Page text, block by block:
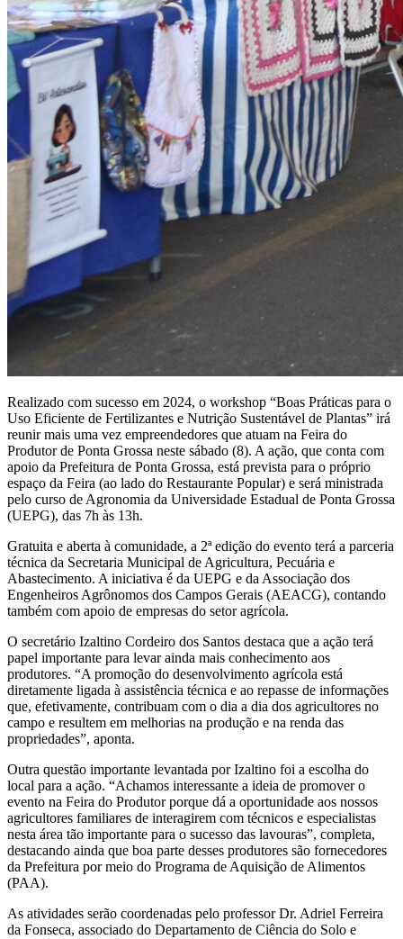
Realizado com sucesso em 2024, o workshop “Boas Práticas para o
Uso Eficiente de Fertilizantes e Nutrição Sustentável de Plantas” irá
reunir mais uma vez empreendedores que atuam na Feira do
Produtor de Ponta Grossa neste sábado (8). A ação, que conta com
apoio da Prefeitura de Ponta Grossa, está prevista para o próprio
espaço da Feira (ao lado do Restaurante Popular) e será ministrada
pelo curso de Agronomia da Universidade Estadual de Ponta Grossa
(UEPG), das 7h às 13h.
Gratuita e aberta à comunidade, a 2ª edição do evento terá a parceria
técnica da Secretaria Municipal de Agricultura, Pecuária e
Abastecimento. A iniciativa é da UEPG e da Associação dos
Engenheiros Agrônomos dos Campos Gerais (AEACG), contando
também com apoio de empresas do setor agrícola.
O secretário Izaltino Cordeiro dos Santos destaca que a ação terá
papel importante para levar ainda mais conhecimento aos
produtores. “A promoção do desenvolvimento agrícola está
diretamente ligada à assistência técnica e ao repasse de informações
que, efetivamente, contribuam com o dia a dia dos agricultores no
campo e resultem em melhorias na produção e na renda das
propriedades”, aponta.
Outra questão importante levantada por Izaltino foi a escolha do
local para a ação. “Achamos interessante a ideia de promover o
evento na Feira do Produtor porque dá a oportunidade aos nossos
agricultores familiares de interagirem com técnicos e especialistas
nesta área tão importante para o sucesso das lavouras”, completa,
destacando ainda que boa parte desses produtores são fornecedores
da Prefeitura por meio do Programa de Aquisição de Alimentos
(PAA).
As atividades serão coordenadas pelo professor Dr. Adriel Ferreira
da Fonseca, associado do Departamento de Ciência do Solo e